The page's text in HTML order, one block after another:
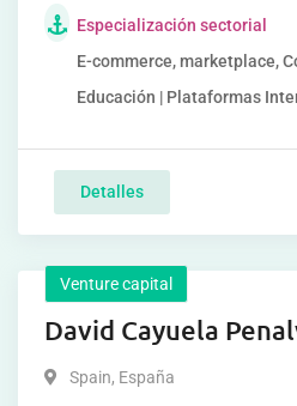
Especialización sectorial
E-commerce, marketplace,
Educación | Plataformas
Detalles
Venture capital
David Cayuela
Spain, España